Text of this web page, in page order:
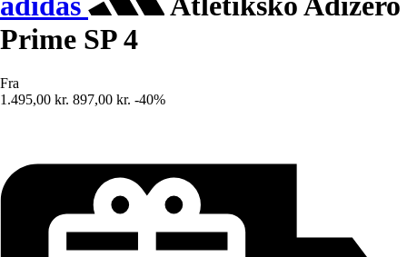
Prime SP 4
Fra
1.495,00 kr. 897,00 kr. -40%